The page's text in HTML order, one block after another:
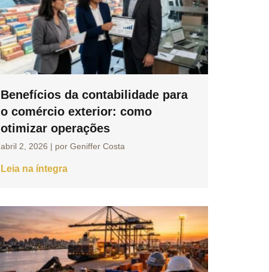
Benefícios da contabilidade para
o comércio exterior: como
otimizar operações
abril 2, 2026 | por Geniffer Costa
Leia na íntegra